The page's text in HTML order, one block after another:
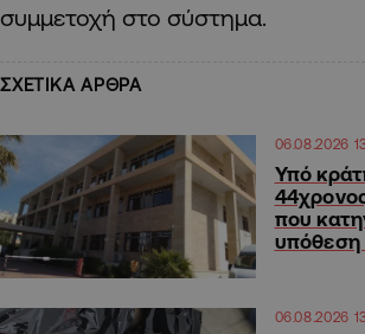
συμμετοχή στο σύστημα.
ΣΧΕΤΙΚΑ ΑΡΘΡΑ
06.08.2026
Υπό
που
υπόθεση
06.08.2026